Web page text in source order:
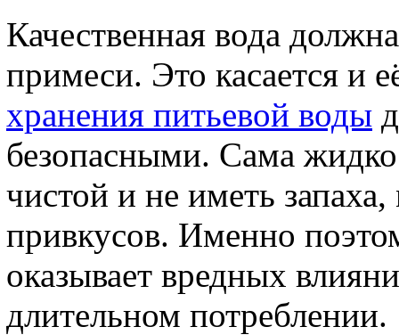
Качественная вода
примеси. Это касается и
хранения питьевой воды
безопасными. Сама
чистой и не иметь
привкусов. Именно
оказывает вредных
длительном потреблении.